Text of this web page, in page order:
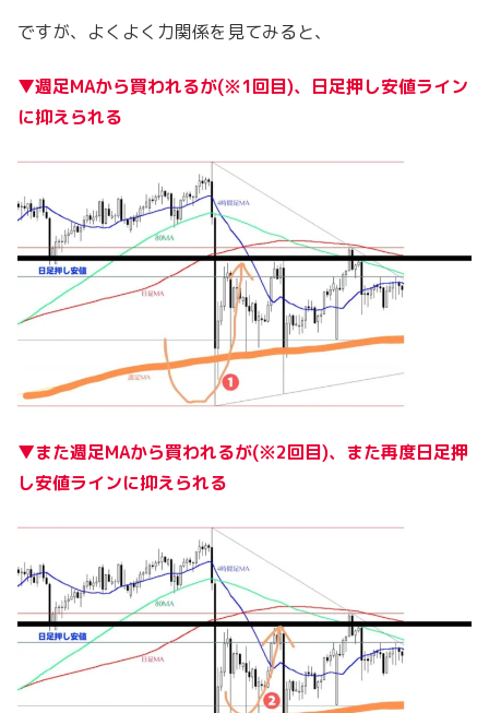
ですが、よくよく力関係を見てみると、
▼週足MAから買われるが(※1回目)、日足押し安値ライン
に抑えられる
▼また週足MAから買われるが(※2回目)、また再度日足押
し安値ラインに抑えられる